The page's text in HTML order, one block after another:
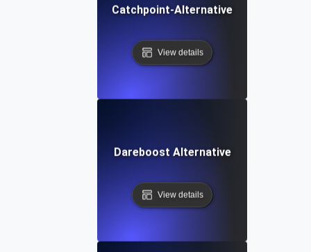
Catchpoint-Alternative
View details
Dareboost Alternative
View details